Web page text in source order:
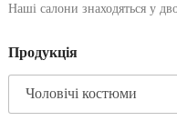
Наші салони знаходяться у
Продукція